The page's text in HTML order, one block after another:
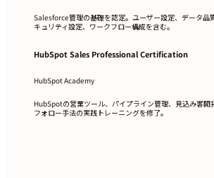
Salesforce管理の基礎を認定。ユーザー設定、データ品
キュリティ設定、ワークフロー構成を含む。
HubSpot Sales Professional Certification
HubSpot Academy
HubSpotの営業ツール、パイプライン管理、見込み客開
フォロー手法の実践トレーニングを修了。